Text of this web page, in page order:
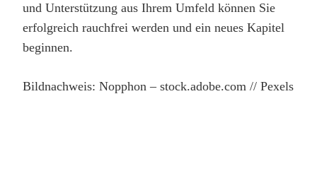
und Unterstützung aus Ihrem Umfeld können Sie
erfolgreich rauchfrei werden und ein neues Kapitel
beginnen.
Bildnachweis: Nopphon – stock.adobe.com // Pexels